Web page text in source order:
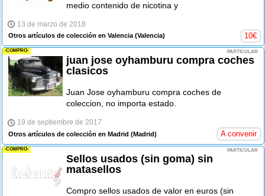
medio contenido de nicotina y
13 de marzo de 2018
Otros artículos de colección en Valencia(Valencia) 10€
-COMPRO- PARTICULAR
juan jose oyhamburu compra coches
clasicos
Juan Jose oyhamburu compra coches de
coleccion, no importa estado.
19 de septiembre de 2017
Otros artículos de colección en Madrid (Madrid) A convenir
-COMPRO- PARTICULAR
Sellos usados (sin goma) sin
matasellos
Compro sellos usados de valor en euros (sin